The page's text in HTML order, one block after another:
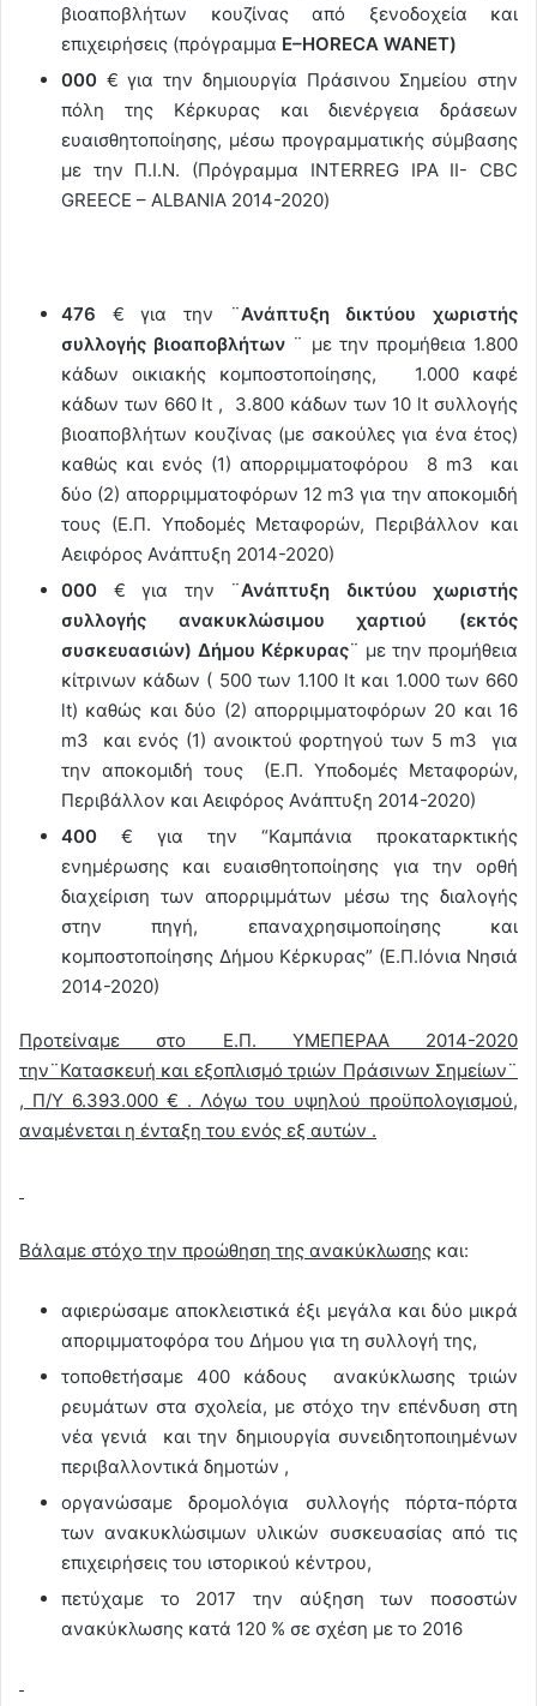
βιοαποβλήτων κουζίνας από ξενοδοχεία και
επιχειρήσεις (πρόγραμμα E–HORECA WANET)
000 € για την δημιουργία Πράσινου Σημείου στην
πόλη της Κέρκυρας και διενέργεια δράσεων
ευαισθητοποίησης, μέσω προγραμματικής σύμβασης
με την Π.Ι.Ν. (Πρόγραμμα INTERREG IPA II- CBC
GREECE – ALBANIA 2014-2020)
476 € για την ¨Ανάπτυξη δικτύου χωριστής
συλλογής βιοαποβλήτων ¨ με την προμήθεια 1.800
κάδων οικιακής κομποστοποίησης, 1.000 καφέ
κάδων των 660 lt , 3.800 κάδων των 10 lt συλλογής
βιοαποβλήτων κουζίνας (με σακούλες για ένα έτος)
καθώς και ενός (1) απορριμματοφόρου 8 m3 και
δύο (2) απορριμματοφόρων 12 m3 για την αποκομιδή
τους (Ε.Π. Υποδομές Μεταφορών, Περιβάλλον και
Αειφόρος Ανάπτυξη 2014-2020)
000 € για την ¨Ανάπτυξη δικτύου χωριστής
συλλογής ανακυκλώσιμου χαρτιού (εκτός
συσκευασιών) Δήμου Κέρκυρας¨ με την προμήθεια
κίτρινων κάδων ( 500 των 1.100 lt και 1.000 των 660
lt) καθώς και δύο (2) απορριμματοφόρων 20 και 16
m3 και ενός (1) ανοικτού φορτηγού των 5 m3 για
την αποκομιδή τους (Ε.Π. Υποδομές Μεταφορών,
Περιβάλλον και Αειφόρος Ανάπτυξη 2014-2020)
400 € για την “Καμπάνια προκαταρκτικής
ενημέρωσης και ευαισθητοποίησης για την ορθή
διαχείριση των απορριμμάτων μέσω της διαλογής
στην πηγή, επαναχρησιμοποίησης και
κομποστοποίησης Δήμου Κέρκυρας” (Ε.Π.Ιόνια Νησιά
2014-2020)
Προτείναμε στο Ε.Π. ΥΜΕΠΕΡΑΑ 2014-2020
την¨Κατασκευή και εξοπλισμό τριών Πράσινων Σημείων¨
, Π/Υ 6.393.000 € . Λόγω του υψηλού προϋπολογισμού,
αναμένεται η ένταξη του ενός εξ αυτών .
Βάλαμε στόχο την προώθηση της ανακύκλωσης και:
αφιερώσαμε αποκλειστικά έξι μεγάλα και δύο μικρά
αποριμματοφόρα του Δήμου για τη συλλογή της,
τοποθετήσαμε 400 κάδους ανακύκλωσης τριών
ρευμάτων στα σχολεία, με στόχο την επένδυση στη
νέα γενιά και την δημιουργία συνειδητοποιημένων
περιβαλλοντικά δημοτών ,
οργανώσαμε δρομολόγια συλλογής πόρτα-πόρτα
των ανακυκλώσιμων υλικών συσκευασίας από τις
επιχειρήσεις του ιστορικού κέντρου,
πετύχαμε το 2017 την αύξηση των ποσοστών
ανακύκλωσης κατά 120 % σε σχέση με το 2016